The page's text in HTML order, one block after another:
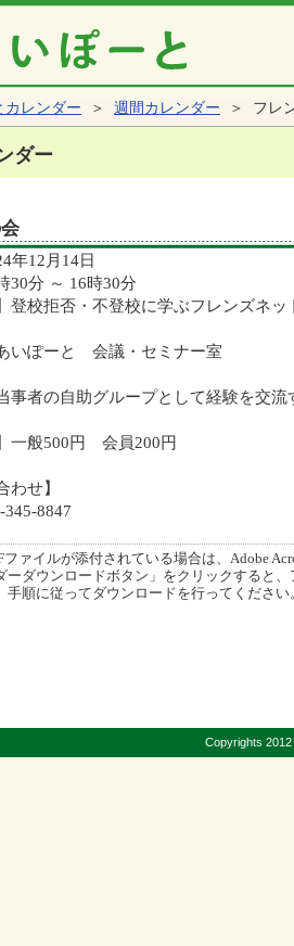
カレンダー ＞ 週間カレンダー ＞ フレ
ダー
年12月14日
30分 ～ 16時30分
登校拒否・不登校に学ぶフレンズネッ
いぽーと 会議・セミナー室
事者の自助グループとして経験を交流
一般500円 会員200円
わせ】
8847
ァイルが添付されている場合は、Adobe
ダウンロードボタン」をクリックすると
手順に従ってダウンロードを行ってください
Copyrights